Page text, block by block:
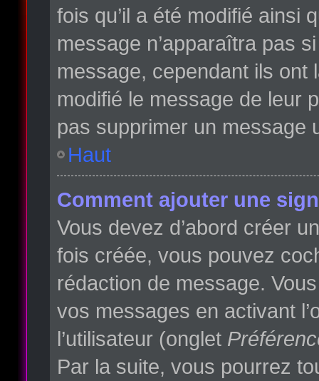
fois qu’il a été modifié ainsi
message n’apparaîtra pas
message, cependant ils ont
modifié le message de leur
pas supprimer un message
Haut
Comment ajouter une
Vous devez d’abord créer
fois créée, vous pouvez
rédaction de message.
vos messages en activant
l’utilisateur (onglet
Par la suite, vous pourrez